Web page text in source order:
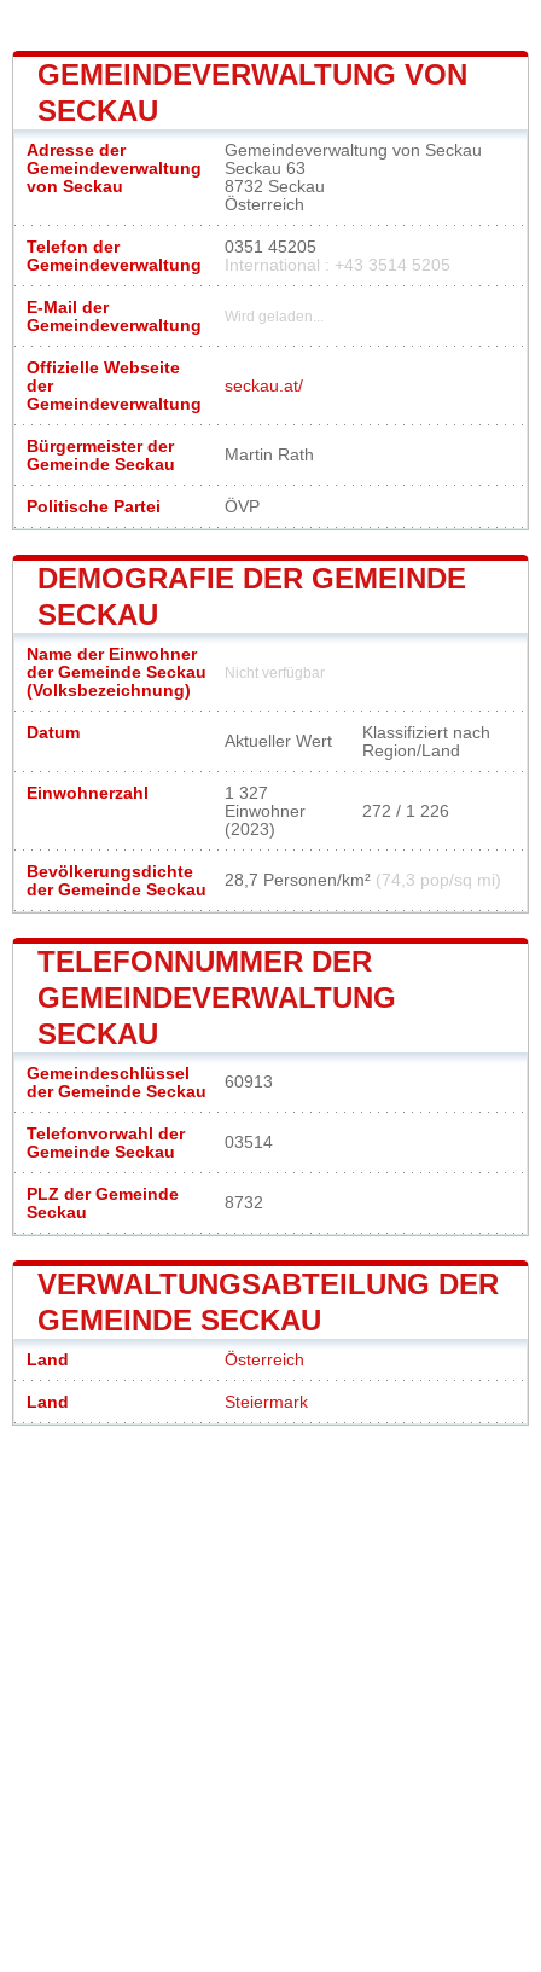
GEMEINDEVERWALTUNG VON
SECKAU
Adresse der
Gemeindeverwaltung
von Seckau
Gemeindeverwaltung von Seckau
Seckau 63
8732 Seckau
Österreich
Telefon der
Gemeindeverwaltung
0351 45205
International : +43 3514 5205
E-Mail der
Gemeindeverwaltung
Wird geladen...
Offizielle Webseite
der
Gemeindeverwaltung
seckau.at/
Bürgermeister der
Gemeinde Seckau
Martin Rath
Politische Partei ÖVP
DEMOGRAFIE DER GEMEINDE
SECKAU
Name der Einwohner
der Gemeinde Seckau
(Volksbezeichnung)
Nicht verfügbar
Datum Aktueller Wert
Klassifiziert nach
Region/Land
Einwohnerzahl
1 327
Einwohner
(2023)
272 / 1 226
Bevölkerungsdichte
der Gemeinde Seckau
28,7 Personen/km² (74,3 pop/sq mi)
TELEFONNUMMER DER
GEMEINDEVERWALTUNG
SECKAU
Gemeindeschlüssel
der Gemeinde Seckau
60913
Telefonvorwahl der
Gemeinde Seckau
03514
PLZ der Gemeinde
Seckau
8732
VERWALTUNGSABTEILUNG DER
GEMEINDE SECKAU
Land Österreich
Land Steiermark